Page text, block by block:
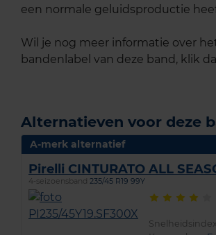
een normale geluidsproductie
Wil je nog meer informatie over
bandenlabel van deze band, klik
Alternatieven voor deze
A-merk alternatief
Pirelli CINTURATO ALL
4-seizoensband 235/45 R19 99Y
Snelheidsindex: